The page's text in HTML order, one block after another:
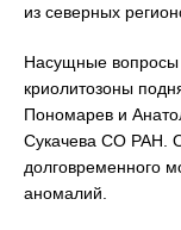
из северных
Насущные вопросы
криолитозоны
Пономарев и
Сукачева СО РАН.
долговременного
аномалий.